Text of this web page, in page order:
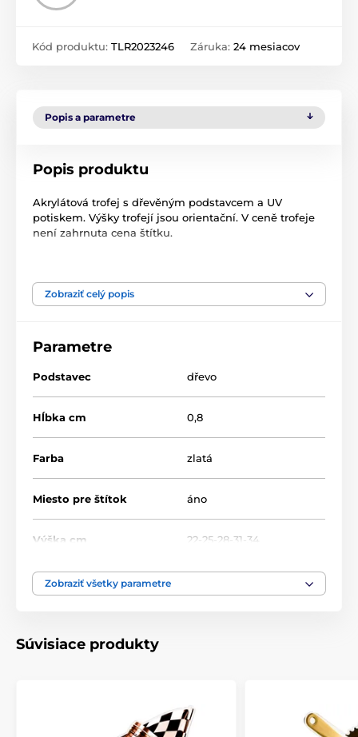
Kód produktu: TLR2023246 Záruka: 24 mesiacov
Popis a parametre
Popis produktu
Akrylátová trofej s dřevěným podstavcem a UV
potiskem. Výšky trofejí jsou orientační. V ceně trofeje
není zahrnuta cena štítku.
Produkt je zaradený v kategóriách
Zobraziť celý popis
Parametre
Podstavec dřevo
Hĺbka cm 0,8
Farba zlatá
Miesto pre štítok áno
Výška cm 22-25-28-31-34
Motív
Zobraziť všetky parametre
Súvisiace produkty